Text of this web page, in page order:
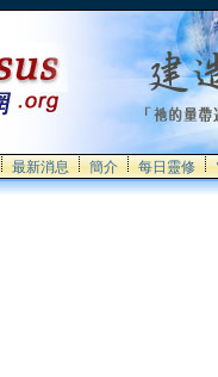
最新消息 簡介 每日靈修